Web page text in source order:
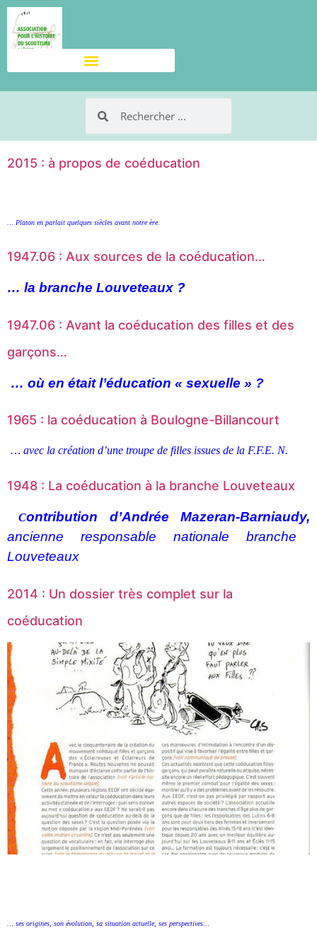
2015 : à propos de coéducation
… Platon en parlait quelques siècles avant notre ère.
1947.06 : Aux sources de la coéducation…
… la branche Louveteaux ?
1947.06 : Avant la coéducation des filles et des
garçons…
… où en était l’éducation « sexuelle » ?
1965 : la coéducation à Boulogne-Billancourt
… avec la création d’une troupe de filles issues de la F.F.E. N.
1948 : La coéducation à la branche Louveteaux
Contribution d’Andrée Mazeran-Barniaudy,
ancienne responsable nationale branche
Louveteaux
2014 : Un dossier très complet sur la
coéducation
… ses origines, son évolution, sa situation actuelle, ses perspectives…